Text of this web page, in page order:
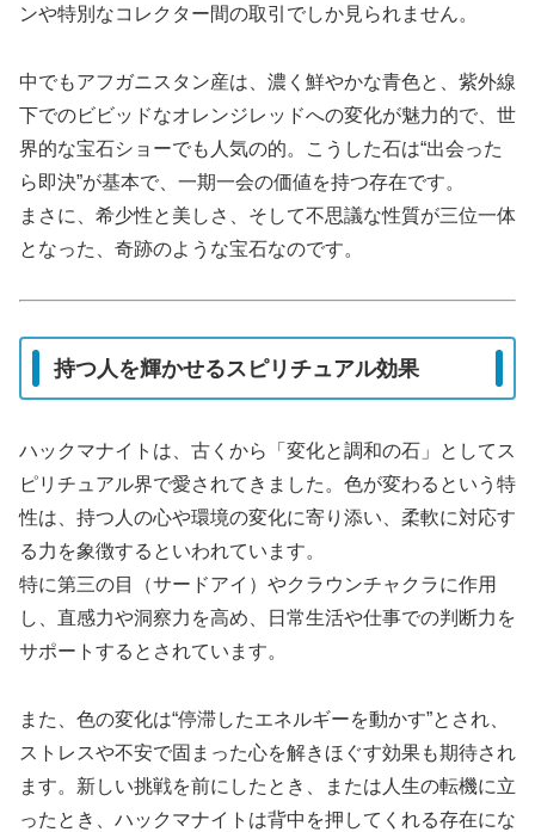
ンや特別なコレクター間の取引でしか見られません。
中でもアフガニスタン産は、濃く鮮やかな青色と、紫外線
下でのビビッドなオレンジレッドへの変化が魅力的で、世
界的な宝石ショーでも人気の的。こうした石は“出会った
ら即決”が基本で、一期一会の価値を持つ存在です。
まさに、希少性と美しさ、そして不思議な性質が三位一体
となった、奇跡のような宝石なのです。
持つ人を輝かせるスピリチュアル効果
ハックマナイトは、古くから「変化と調和の石」としてス
ピリチュアル界で愛されてきました。色が変わるという特
性は、持つ人の心や環境の変化に寄り添い、柔軟に対応す
る力を象徴するといわれています。
特に第三の目（サードアイ）やクラウンチャクラに作用
し、直感力や洞察力を高め、日常生活や仕事での判断力を
サポートするとされています。
また、色の変化は“停滞したエネルギーを動かす”とされ、
ストレスや不安で固まった心を解きほぐす効果も期待され
ます。新しい挑戦を前にしたとき、または人生の転機に立
ったとき、ハックマナイトは背中を押してくれる存在にな